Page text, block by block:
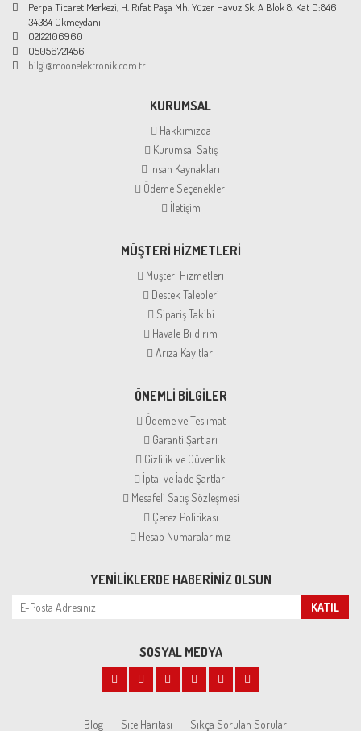
Perpa Ticaret Merkezi, H. Rıfat Paşa Mh. Yüzer Havuz Sk. A Blok 8. Kat D:846
34384 Okmeydanı
02122106960
05056721456
bilgi@moonelektronik.com.tr
KURUMSAL
Hakkımızda
Kurumsal Satış
İnsan Kaynakları
Ödeme Seçenekleri
İletişim
MÜŞTERİ HİZMETLERİ
Müşteri Hizmetleri
Destek Talepleri
Sipariş Takibi
Havale Bildirim
Arıza Kayıtları
ÖNEMLİ BİLGİLER
Ödeme ve Teslimat
Garanti Şartları
Gizlilik ve Güvenlik
İptal ve İade Şartları
Mesafeli Satış Sözleşmesi
Çerez Politikası
Hesap Numaralarımız
YENILIKLERDE HABERINIZ OLSUN
KATIL
SOSYAL MEDYA
Blog Site Haritası Sıkça Sorulan Sorular